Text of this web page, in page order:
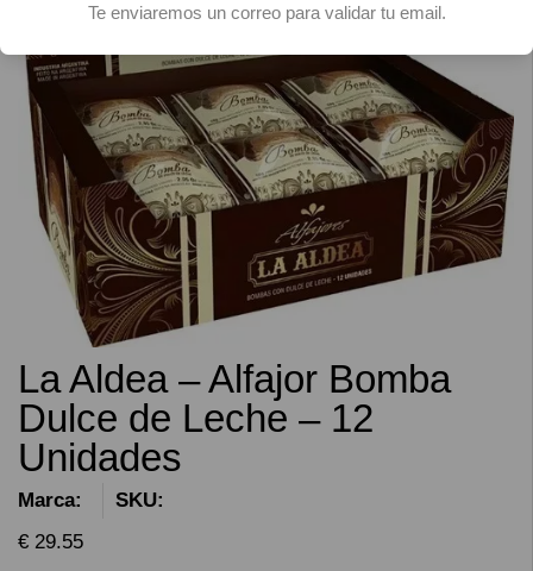
Te enviaremos un correo para validar tu email.
La Aldea – Alfajor Bomba
Dulce de Leche – 12
Unidades
Marca:
SKU:
€ 29.55